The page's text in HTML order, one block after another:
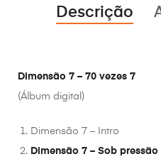
Descrição
Dimensão 7 – 70 vezes 7
(Álbum digital)
Dimensão 7 – Intro
Dimensão 7 – Sob pressão